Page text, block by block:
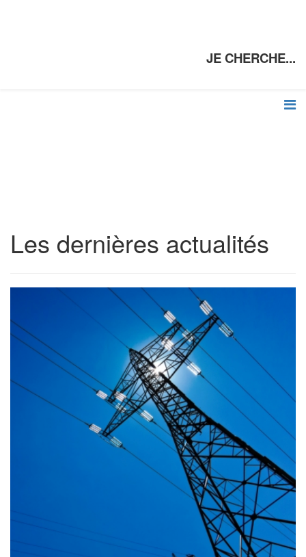
JE CHERCHE...
Les dernières actualités